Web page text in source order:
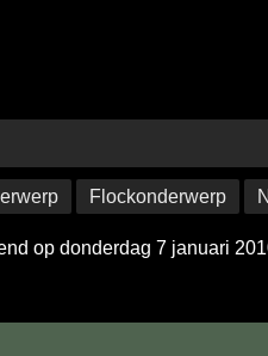
Flockonderwerp
op donderdag 7 januari